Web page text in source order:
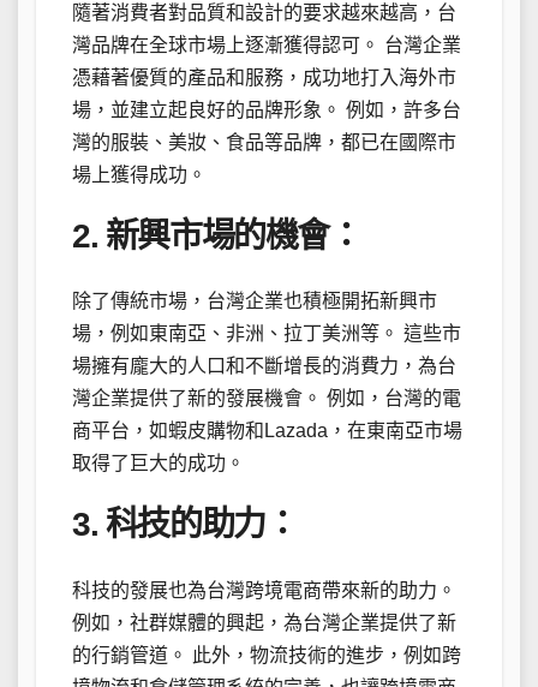
隨著消費者對品質和設計的要求越來越高，台
灣品牌在全球市場上逐漸獲得認可。 台灣企業
憑藉著優質的產品和服務，成功地打入海外市
場，並建立起良好的品牌形象。 例如，許多台
灣的服裝、美妝、食品等品牌，都已在國際市
場上獲得成功。
2. 新興市場的機會：
除了傳統市場，台灣企業也積極開拓新興市
場，例如東南亞、非洲、拉丁美洲等。 這些市
場擁有龐大的人口和不斷增長的消費力，為台
灣企業提供了新的發展機會。 例如，台灣的電
商平台，如蝦皮購物和Lazada，在東南亞市場
取得了巨大的成功。
3. 科技的助力：
科技的發展也為台灣跨境電商帶來新的助力。
例如，社群媒體的興起，為台灣企業提供了新
的行銷管道。 此外，物流技術的進步，例如跨